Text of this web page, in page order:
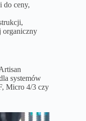
do ceny,
organiczny
systemów
Micro 4/3 czy